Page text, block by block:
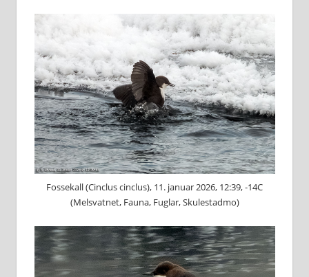
Fossekall (Cinclus cinclus), 11. januar 2026, 12:39, -14C
(Melsvatnet, Fauna, Fuglar, Skulestadmo)